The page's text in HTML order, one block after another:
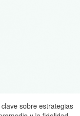
sobre estrategias